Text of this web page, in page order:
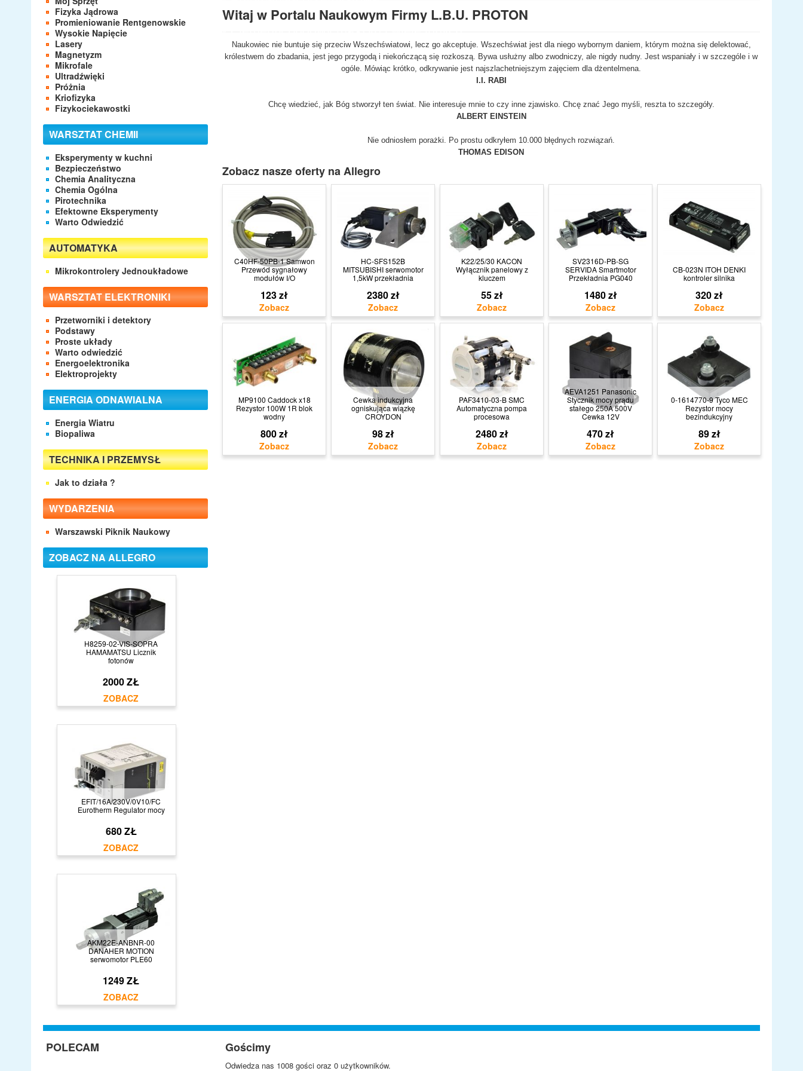
Fizyka Jądrowa
Promieniowanie Rentgenowskie
Wysokie Napięcie
Lasery
Magnetyzm
Mikrofale
Ultradźwięki
Próżnia
Kriofizyka
Fizykociekawostki
WARSZTAT CHEMII
Eksperymenty w kuchni
Bezpieczeństwo
Chemia Analityczna
Chemia Ogólna
Pirotechnika
Efektowne Eksperymenty
Warto Odwiedzić
AUTOMATYKA
Mikrokontrolery Jednoukładowe
WARSZTAT ELEKTRONIKI
Przetworniki i detektory
Podstawy
Proste układy
Warto odwiedzić
Energoelektronika
Elektroprojekty
ENERGIA ODNAWIALNA
Energia Wiatru
Biopaliwa
TECHNIKA I PRZEMYSŁ
Jak to działa ?
WYDARZENIA
Warszawski Piknik Naukowy
ZOBACZ NA ALLEGRO
H8259-02-VIS-SOPRA
HAMAMATSU Licznik
fotonów
2000 ZŁ
EFIT/16A/230V/0V10/FC
Eurotherm Regulator mocy
680 ZŁ
AKM22E-ANBNR-00
DANAHER MOTION
serwomotor PLE60
1249 ZŁ
- Aparatura kontrolno - pomiarowa,
- Laboratorium,
Witaj w Portalu Naukowym Firmy L.B.U. PROTON
Naukowiec nie buntuje się przeciw Wszechświatowi, lecz go akceptuje. Wszechświat jest dla niego wybornym daniem, którym można się delektować,
królestwem do zbadania, jest jego przygodą i niekończącą się rozkoszą. Bywa usłużny albo zwodniczy, ale nigdy nudny. Jest wspaniały i w szczególe i w
ogóle. Mówiąc krótko, odkrywanie jest najszlachetniejszym zajęciem dla dżentelmena.
I.I. RABI
Chcę wiedzieć, jak Bóg stworzył ten świat. Nie interesuje mnie to czy inne zjawisko. Chcę znać Jego myśli, reszta to szczegóły.
ALBERT EINSTEIN
Nie odniosłem porażki. Po prostu odkryłem 10.000 błędnych rozwiązań.
THOMAS EDISON
Zobacz nasze oferty na Allegro
C40HF-50PB-1 Samwon
Przewód sygnałowy
modułów I/O
123 zł
HC-SFS152B
MITSUBISHI serwomotor
1,5kW przekładnia
2380 zł
K22/25/30 KACON
Wyłącznik panelowy z
kluczem
55 zł
SV2316D-PB-SG
SERVIDA Smartmotor
Przekładnia PG040
1480 zł
CB-023N ITOH DENKI
kontroler silnika
320 zł
MP9100 Caddock x18
Rezystor 100W 1R blok
wodny
800 zł
Cewka indukcyjna
ogniskująca wiązkę
CROYDON
98 zł
PAF3410-03-B SMC
Automatyczna pompa
procesowa
2480 zł
AEVA1251 Panasonic
Stycznik mocy prądu
stałego 250A 500V
Cewka 12V
470 zł
0-1614770-9 Tyco MEC
Rezystor mocy
bezindukcyjny
89 zł
POLECAM Gościmy
Odwiedza nas 1008 gości oraz 0 użytkowników.